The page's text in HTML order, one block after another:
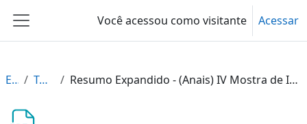
Painel lateral
Você acessou como visitante Acessar
EMI Topic 3 Resumo Expandido - (Anais) IV Mostra de Iniciação Científica FACCAT